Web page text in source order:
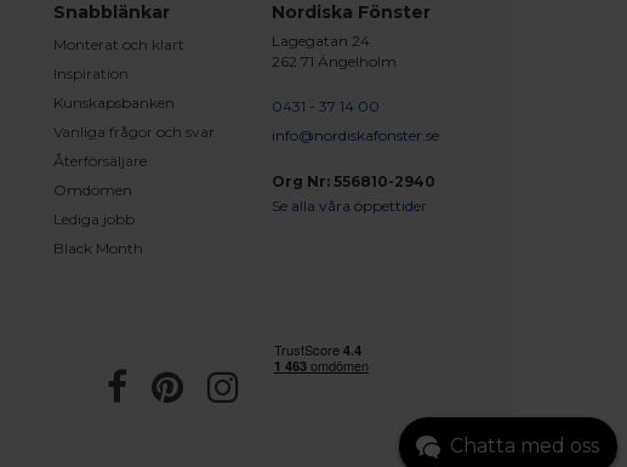
Snabblänkar
Monterat och klart
Inspiration
Kunskapsbanken
Vanliga frågor och svar
Återförsäljare
Omdömen
Lediga jobb
Black Month
Nordiska Fönster
Lagegatan 24
262 71 Ängelholm
0431 - 37 14 00
info@nordiskafonster.se
Org Nr: 556810-2940
Se alla våra öppettider
Chatta med oss